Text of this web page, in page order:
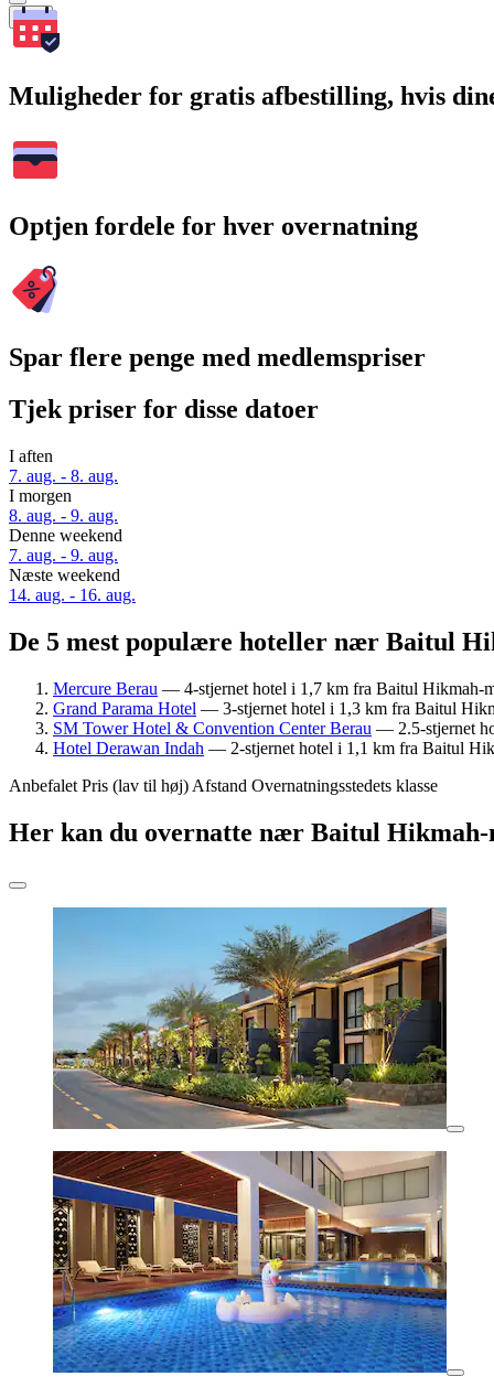
Søg
Muligheder for gratis afbestilling, hvis
Optjen fordele for hver overnatning
Spar flere penge med medlemspriser
Tjek priser for disse datoer
I aften
7. aug. - 8. aug.
I morgen
8. aug. - 9. aug.
Denne weekend
7. aug. - 9. aug.
Næste weekend
14. aug. - 16. aug.
De 5 mest populære hoteller nær Baitul
Mercure Berau — 4-stjernet hotel i 1,7 km fra Baitul Hikmah-
Grand Parama Hotel — 3-stjernet hotel i 1,3 km fra Baitul
SM Tower Hotel & Convention Center Berau — 2.5-stjernet
Hotel Derawan Indah — 2-stjernet hotel i 1,1 km fra Baitul
Anbefalet Pris (lav til høj) Afstand Overnatningsstedets klasse
Her kan du overnatte nær Baitul Hikmah-